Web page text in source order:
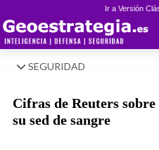
Ir a Versión
SEGURIDAD
Cifras de Reuters
su sed de sangre